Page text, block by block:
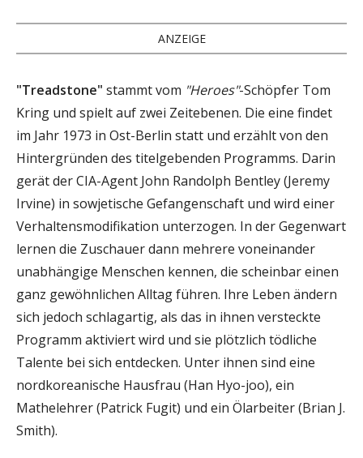
ANZEIGE
"Treadstone" stammt vom "Heroes"-Schöpfer Tom
Kring und spielt auf zwei Zeitebenen. Die eine findet
im Jahr 1973 in Ost-Berlin statt und erzählt von den
Hintergründen des titelgebenden Programms. Darin
gerät der CIA-Agent John Randolph Bentley (Jeremy
Irvine) in sowjetische Gefangenschaft und wird einer
Verhaltensmodifikation unterzogen. In der Gegenwart
lernen die Zuschauer dann mehrere voneinander
unabhängige Menschen kennen, die scheinbar einen
ganz gewöhnlichen Alltag führen. Ihre Leben ändern
sich jedoch schlagartig, als das in ihnen versteckte
Programm aktiviert wird und sie plötzlich tödliche
Talente bei sich entdecken. Unter ihnen sind eine
nordkoreanische Hausfrau (Han Hyo-joo), ein
Mathelehrer (Patrick Fugit) und ein Ölarbeiter (Brian J.
Smith).